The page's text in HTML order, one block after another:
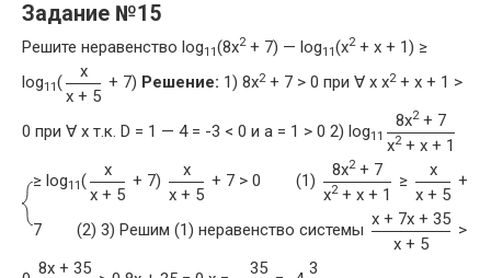
Задание №15
Решите неравенство log11(8x2+ 7) — log11(x2+ x + 1) ≥
log11 (
x
x + 5
+ 7) Решение: 1) 8x2+ 7 > 0 при ∀ x x2+ x + 1 >
0 при ∀ x т.к. D = 1 — 4 = -3 < 0 и a = 1 > 0 2) log11
8x2+ 7
x2+ x + 1
≥ log11 (
x
x + 5
+ 7)
x
x + 5
+ 7 > 0 (1)
8x2+ 7
x2+ x + 1
≥
x
x + 5
+
7 (2) 3) Решим (1) неравенство системы
x + 7x + 35
x + 5
>
8x + 35
35
3